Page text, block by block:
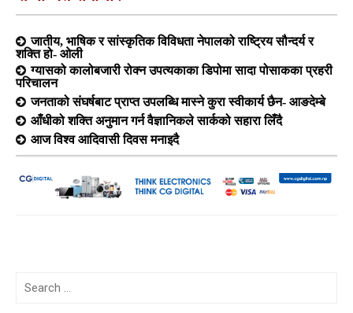
जातीय, भाषिक र सांस्कृतिक विविधता नेपालको राष्ट्रिय सौन्दर्य र
शक्ति हो- ओली
ग्यासको कालोबजारी रोक्न उपत्यकाका डिपोमा सादा पोसाकका प्रहरी
परिचालन
जनताको संघर्षबाट प्राप्त उपलब्धि मास्ने कुरा स्वीकार्य छैन- आङदेम्बे
आँधीको शक्ति अनुमान गर्न वैज्ञानिकले सार्कको सहारा लिँदै
आज विश्व आदिवासी दिवस मनाइदै
Search